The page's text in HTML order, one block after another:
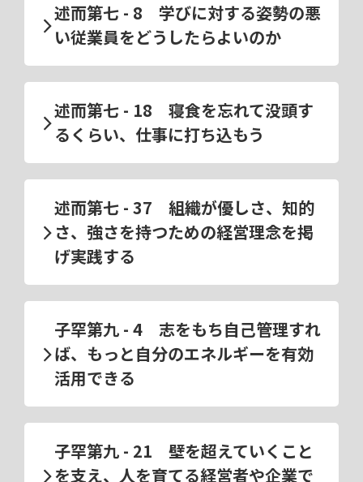
述而第七 - 8 学びに対する姿勢の悪
い従業員をどうしたらよいのか
述而第七 - 18 寝食を忘れて没頭す
るくらい、仕事に打ち込もう
述而第七 - 37 組織が優しさ、知的
さ、強さを持つための経営理念を掲
げ実践する
子罕第九 - 4 志をもち自己管理すれ
ば、もっと自分のエネルギーを有効
活用できる
子罕第九 - 21 壁を超えていくこと
を支え、人を育てる経営者や企業で